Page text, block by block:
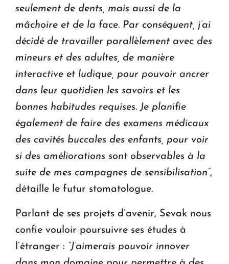
seulement de dents, mais aussi de la
mâchoire et de la face. Par conséquent, j’ai
décidé de travailler parallèlement avec des
mineurs et des adultes, de manière
interactive et ludique, pour pouvoir ancrer
dans leur quotidien les savoirs et les
bonnes habitudes requises. Je planifie
également de faire des examens médicaux
des cavités buccales des enfants, pour voir
si des améliorations sont observables à la
suite de mes campagnes de sensibilisation”,
détaille le futur stomatologue.
Parlant de ses projets d’avenir, Sevak nous
confie vouloir poursuivre ses études à
l’étranger : “J’aimerais pouvoir innover